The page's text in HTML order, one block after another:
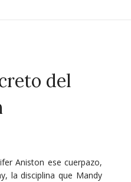
del
Aniston ese cuerpazo,
la disciplina que Mandy